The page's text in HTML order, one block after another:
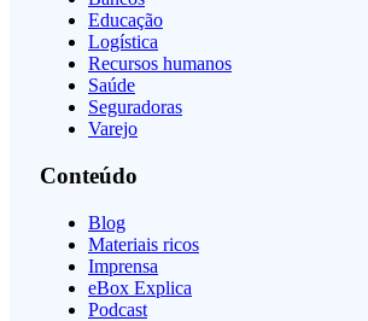
Educação
Logística
Recursos humanos
Saúde
Seguradoras
Varejo
Conteúdo
Blog
Materiais ricos
Imprensa
eBox Explica
Podcast